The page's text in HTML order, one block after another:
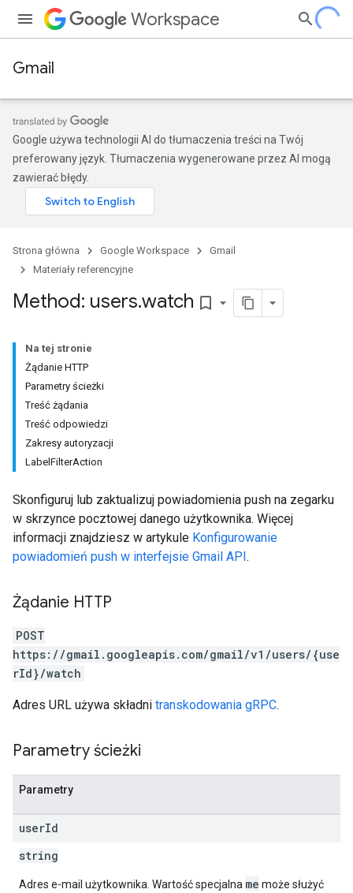
Workspace
Gmail
Google używa technologii AI do tłumaczenia treści na Twój
preferowany język. Tłumaczenia wygenerowane przez AI mogą
zawierać błędy.
Strona główna Google Workspace
Gmail
Materiały referencyjne
Method: users.watch bookmark_border
Na tej stronie
Żądanie HTTP
Parametry ścieżki
Treść żądania
Treść odpowiedzi
Zakresy autoryzacji
LabelFilterAction
Skonfiguruj lub zaktualizuj powiadomienia push na zegarku
w skrzynce pocztowej danego użytkownika. Więcej
informacji znajdziesz w artykule Konfigurowanie
powiadomień push w interfejsie Gmail API.
Żądanie HTTP
POST
https://gmail.googleapis.com/gmail/v1/users/{use
rId}/watch
Adres URL używa składni transkodowania gRPC.
Parametry ścieżki
Parametry
userId
string
Adres e-mail użytkownika. Wartość specjalna me może służyć